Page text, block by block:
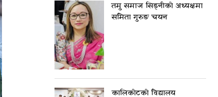
तमु समाज सिड्नीको अध्यक्षमा
समिता गुरुङ चयन
कालिकोटको विद्यालय